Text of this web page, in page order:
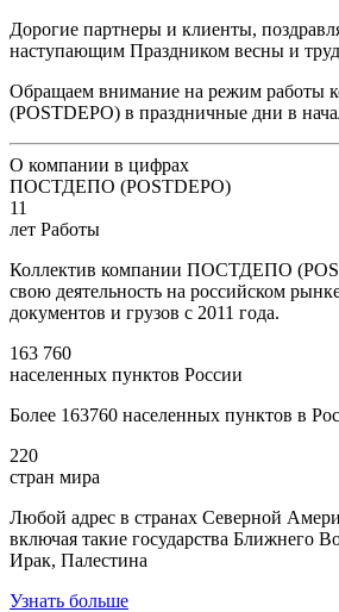
Дорогие партнеры и клиенты,
наступающим Праздником весны и
Обращаем внимание на режим
(POSTDEPO) в праздничные дни в
О компании в цифрах
ПОСТДЕПО (POSTDEPO)
11
лет Работы
Коллектив компании ПОСТДЕПО
свою деятельность на российском
документов и грузов с 2011 года.
163 760
населенных пунктов России
Более 163760 населенных пунктов в
220
стран мира
Любой адрес в странах Северной
включая такие государства Ближнего
Ирак, Палестина
Узнать больше